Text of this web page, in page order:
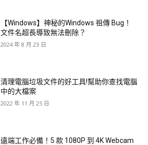
【Windows】神秘的Windows 祖傳 Bug！
文件名超長導致無法刪除？
2024 年 8 月 23 日
清理電腦垃圾文件的好工具!幫助你查找電腦
中的大檔案
2022 年 11 月 25 日
遠端工作必備！5 款 1080P 到 4K Webcam